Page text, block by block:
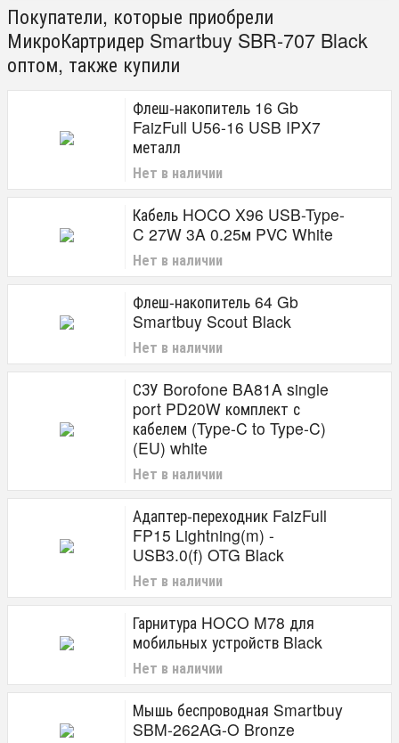
Покупатели, которые приобрели
МикроКартридер Smartbuy SBR-707 Black
оптом, также купили
Флеш-накопитель 16 Gb
FaizFull U56-16 USB IPX7
металл
Нет в наличии
Кабель HOCO X96 USB-Type-
C 27W 3A 0.25м PVC White
Нет в наличии
Флеш-накопитель 64 Gb
Smartbuy Scout Black
Нет в наличии
СЗУ Borofone BA81A single
port PD20W комплект с
кабелем (Type-C to Type-C)
(EU) white
Нет в наличии
Адаптер-переходник FaizFull
FP15 Lightning(m) -
USB3.0(f) OTG Black
Нет в наличии
Гарнитура HOCO M78 для
мобильных устройств Black
Нет в наличии
Мышь беспроводная Smartbuy
SBM-262AG-O Bronze